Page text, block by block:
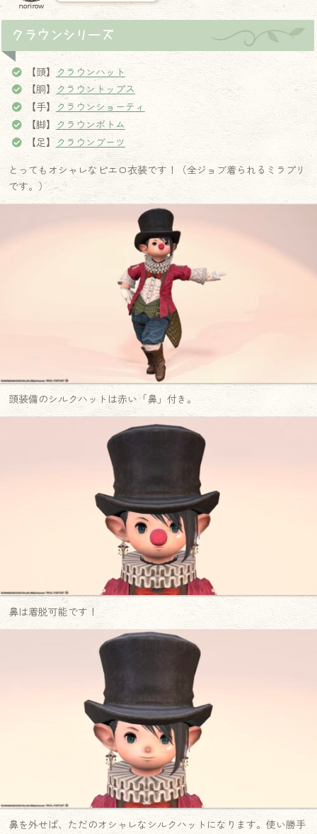
norirow
クラウンシリーズ
【頭】
クラウンハット
【胴】 クラウントップス
【手】
クラウンショーティ
【脚】
クラウンボトム
【足】 クラウンブーツ
とってもオシャレなピエロ衣装です！（全ジョブ着られるミラプリ
です。）
頭装備のシルクハットは赤い「鼻」付き。
鼻は着脱可能です！
鼻を外せば、ただのオシャレなシルクハットになります。使い勝手